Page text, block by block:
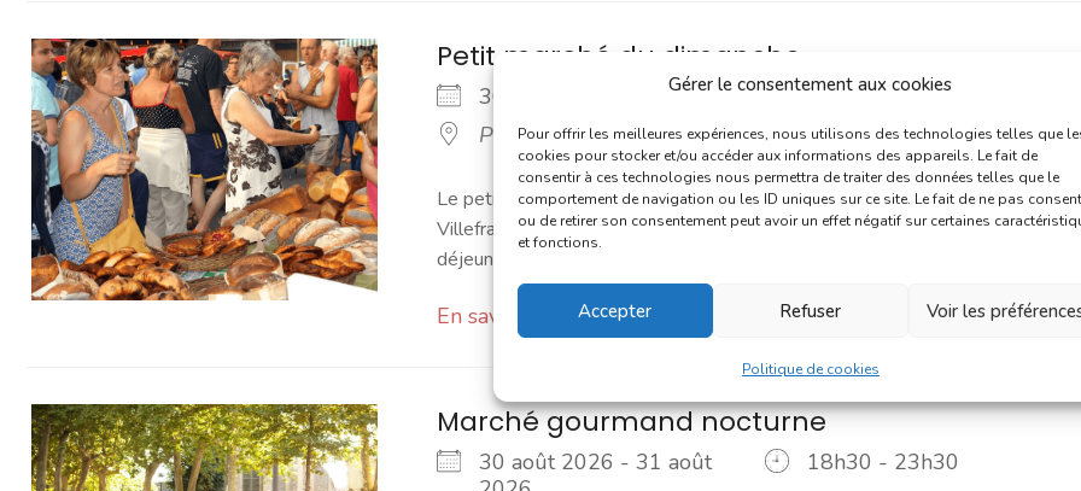
Gérer le consentement aux cookies
Pour offrir les meilleures expériences, nous utilisons des technologies telles que
cookies pour stocker et/ou accéder aux informations des appareils. Le fait de
consentir à ces technologies nous permettra de traiter des données telles que le
comportement de navigation ou les ID uniques sur ce site. Le fait de ne pas
ou de retirer son consentement peut avoir un effet négatif sur certaines
et fonctions.
Accepter Refuser Voir les
Politique de cookies
Petit marché du dimanche
30 août 2026
9h00 - 12h00
Place de la République
Marchés
Le petit marché du dimanche est un moment de convivialité prisé des
Villefranchois. C'est un petit marché où l'on trouve l'essentiel pour le petit
déjeuner [...]
En savoir plus
Marché gourmand nocturne
30 août 2026 - 31 août
18h30 - 23h30